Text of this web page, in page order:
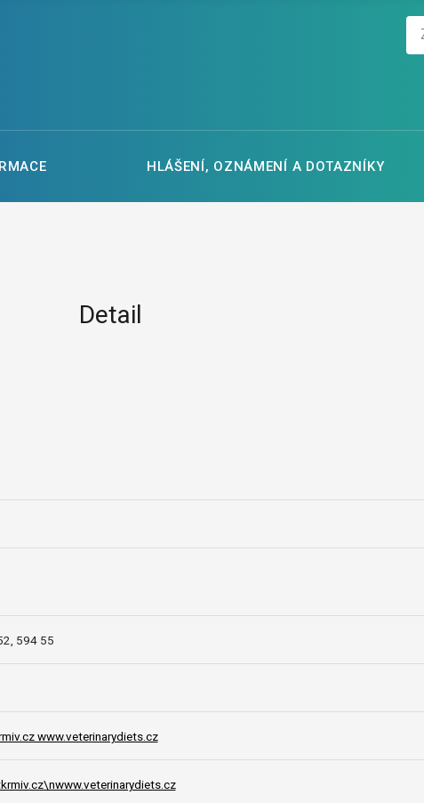
HLÁŠENÍ, OZNÁMENÍ A DOTAZNÍKY
Detail
594 55
www.veterinarydiets.cz